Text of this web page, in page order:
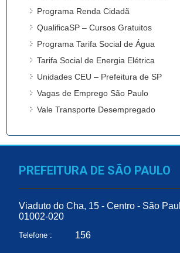
Programa Renda Cidadã
QualificaSP – Cursos Gratuitos
Programa Tarifa Social de Água
Tarifa Social de Energia Elétrica
Unidades CEU – Prefeitura de SP
Vagas de Emprego São Paulo
Vale Transporte Desempregado
PREFEITURA DE SÃO PAULO
Viaduto do Cha, 15 - Centro - São
01002-020
Telefone : 156